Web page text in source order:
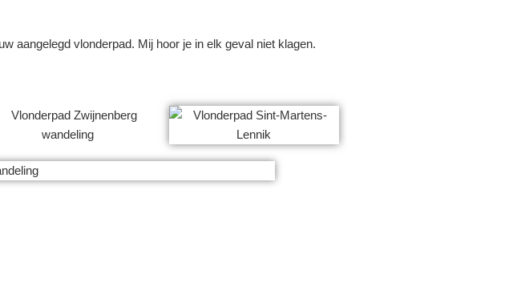
aangelegd vlonderpad. Mij hoor je in elk geval niet klagen.